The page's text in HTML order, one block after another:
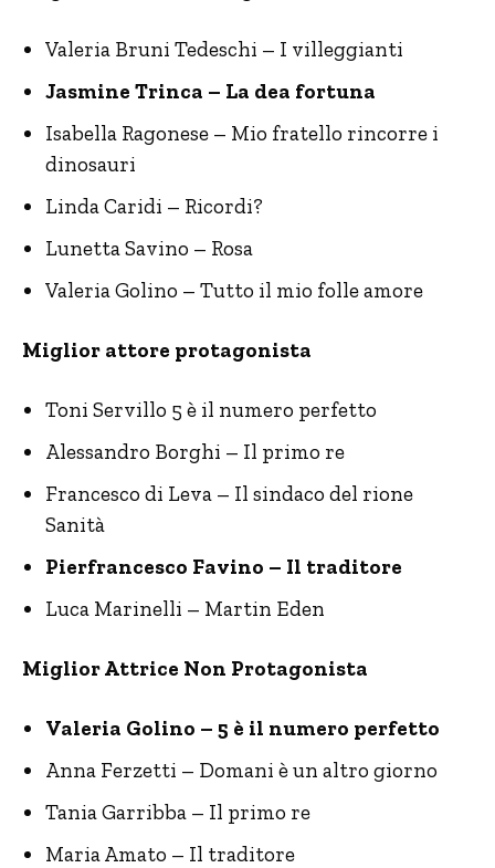
Valeria Bruni Tedeschi – I villeggianti
Jasmine Trinca – La dea fortuna
Isabella Ragonese – Mio fratello rincorre i
dinosauri
Linda Caridi – Ricordi?
Lunetta Savino – Rosa
Valeria Golino – Tutto il mio folle amore
Miglior attore protagonista
Toni Servillo 5 è il numero perfetto
Alessandro Borghi – Il primo re
Francesco di Leva – Il sindaco del rione
Sanità
Pierfrancesco Favino – Il traditore
Luca Marinelli – Martin Eden
Miglior Attrice Non Protagonista
Valeria Golino – 5 è il numero perfetto
Anna Ferzetti – Domani è un altro giorno
Tania Garribba – Il primo re
Maria Amato – Il traditore